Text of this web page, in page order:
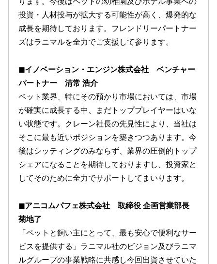
投資・人材投与が拡大する可能性が高く、爆発的な
成長を期待しております。フレンドリーパートナー
ズはラニマルを全力でご支援して参ります。
◼︎イノベーション・エンジン株式会社 ベンチャー
パートナー 清常 浩介
ペット業界、特にその預かり市場においては、市場
が確実に成長する中、まだトッププレイヤーはいな
い状態です。クレーン社長の先見性により、当社は
そこに最も近いポジションを築きつつあります。今
後はシッティングのみならず、業界の圧倒的トップ
シェアになることを期待しておりますし、投資家と
してそのために全力でサポートしてまいります。
◼︎アニコムパフェ株式会社 取締役 企画営業部長
菊地了
「ペットと飼い主にとって、最も安心で便利なサー
ビスを提供する」ラニマル社のビジョン及びラニマ
ルグループの事業戦略に共感し今回出資させていた